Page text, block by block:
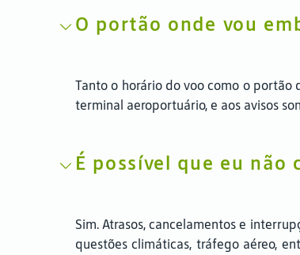
O portão onde vou
Tanto o horário do voo como o
terminal aeroportuário, e aos avisos
É possível que eu não
Sim. Atrasos, cancelamentos e
questões climáticas, tráfego aéreo,